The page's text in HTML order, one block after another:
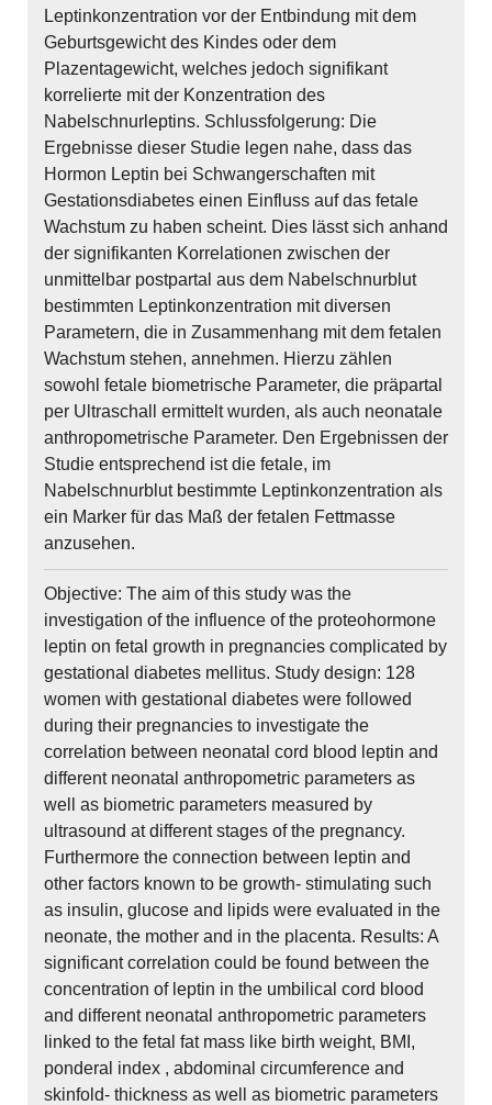
Leptinkonzentration vor der Entbindung mit dem
Geburtsgewicht des Kindes oder dem
Plazentagewicht, welches jedoch signifikant
korrelierte mit der Konzentration des
Nabelschnurleptins. Schlussfolgerung: Die
Ergebnisse dieser Studie legen nahe, dass das
Hormon Leptin bei Schwangerschaften mit
Gestationsdiabetes einen Einfluss auf das fetale
Wachstum zu haben scheint. Dies lässt sich anhand
der signifikanten Korrelationen zwischen der
unmittelbar postpartal aus dem Nabelschnurblut
bestimmten Leptinkonzentration mit diversen
Parametern, die in Zusammenhang mit dem fetalen
Wachstum stehen, annehmen. Hierzu zählen
sowohl fetale biometrische Parameter, die präpartal
per Ultraschall ermittelt wurden, als auch neonatale
anthropometrische Parameter. Den Ergebnissen der
Studie entsprechend ist die fetale, im
Nabelschnurblut bestimmte Leptinkonzentration als
ein Marker für das Maß der fetalen Fettmasse
anzusehen.
Objective: The aim of this study was the
investigation of the influence of the proteohormone
leptin on fetal growth in pregnancies complicated by
gestational diabetes mellitus. Study design: 128
women with gestational diabetes were followed
during their pregnancies to investigate the
correlation between neonatal cord blood leptin and
different neonatal anthropometric parameters as
well as biometric parameters measured by
ultrasound at different stages of the pregnancy.
Furthermore the connection between leptin and
other factors known to be growth- stimulating such
as insulin, glucose and lipids were evaluated in the
neonate, the mother and in the placenta. Results: A
significant correlation could be found between the
concentration of leptin in the umbilical cord blood
and different neonatal anthropometric parameters
linked to the fetal fat mass like birth weight, BMI,
ponderal index , abdominal circumference and
skinfold- thickness as well as biometric parameters